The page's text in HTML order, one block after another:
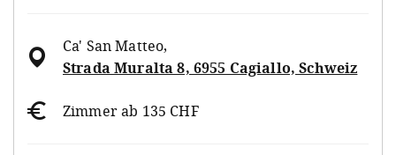
Ca' San Matteo,
Strada Muralta 8, 6955 Cagiallo, Schweiz
Zimmer ab 135 CHF